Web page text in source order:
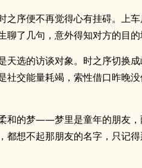
之序便不再觉得心有挂碍。上
聊了几句，意外得知对方的目的
天选的访谈对象。时之序切换
社交能量耗竭，索性借口昨晚
和的梦——梦里是童年的朋友，
都想不起那朋友的名字，只记